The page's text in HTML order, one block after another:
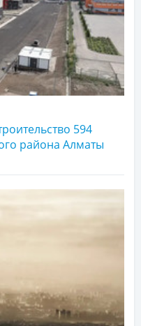
594
района Алматы